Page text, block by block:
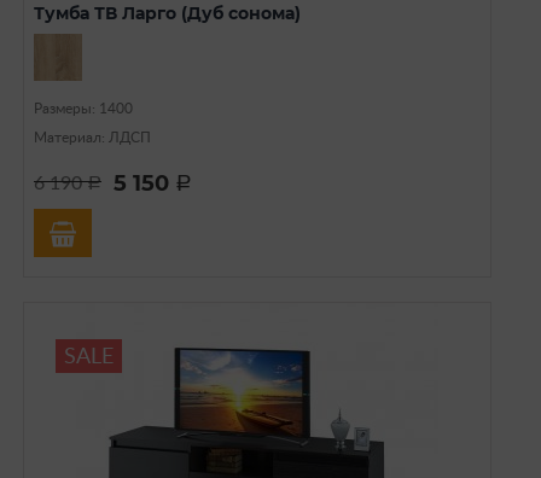
Тумба ТВ Ларго (Дуб сонома)
Размеры: 1400
Материал: ЛДСП
6 190a 5 150 a
SALE